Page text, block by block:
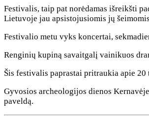
Festivalis, taip pat norėdamas išreikšti
Lietuvoje jau apsistojusiomis jų
Festivalio metu vyks koncertai,
Renginių kupiną savaitgalį vainikuos
Šis festivalis paprastai pritraukia apie
Gyvosios archeologijos dienos
paveldą.